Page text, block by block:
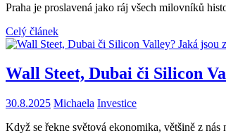
Praha je proslavená jako ráj všech milovníků
Celý článek
Wall Steet, Dubai či Silicon
30.8.2025 Michaela Investice
Když se řekne světová ekonomika, většině z